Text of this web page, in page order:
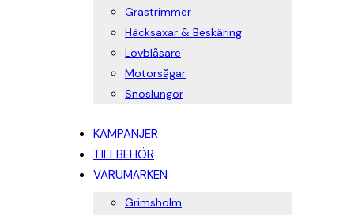
Grästrimmer
Häcksaxar & Beskäring
Lövblåsare
Motorsågar
Snöslungor
KAMPANJER
TILLBEHÖR
VARUMÄRKEN
Grimsholm